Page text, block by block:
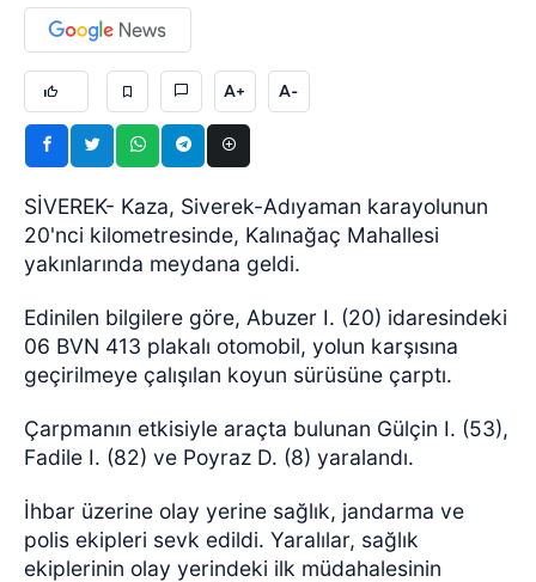
A+ A-
SİVEREK- Kaza, Siverek-Adıyaman karayolunun
20'nci kilometresinde, Kalınağaç Mahallesi
yakınlarında meydana geldi.
Edinilen bilgilere göre, Abuzer I. (20) idaresindeki
06 BVN 413 plakalı otomobil, yolun karşısına
geçirilmeye çalışılan koyun sürüsüne çarptı.
Çarpmanın etkisiyle araçta bulunan Gülçin I. (53),
Fadile I. (82) ve Poyraz D. (8) yaralandı.
İhbar üzerine olay yerine sağlık, jandarma ve
polis ekipleri sevk edildi. Yaralılar, sağlık
ekiplerinin olay yerindeki ilk müdahalesinin